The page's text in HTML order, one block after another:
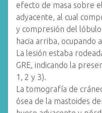
efecto de masa sobre
adyacente, al cual
y compresión del
hacia arriba, ocupando
La lesión estaba
GRE, indicando la
1, 2 y 3).
La tomografía de
ósea de la mastoides